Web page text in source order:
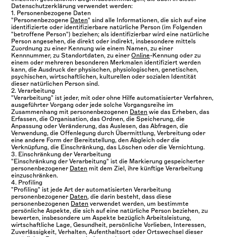
Datenschutzerklärung verwendet werden:
1. Personenbezogene Daten
"Personenbezogene Daten" sind alle Informationen, die sich auf eine
identifizierte oder identifizierbare natürliche Person (im Folgenden
"betroffene Person") beziehen; als identifizierbar wird eine natürliche
Person angesehen, die direkt oder indirekt, insbesondere mittels
Zuordnung zu einer Kennung wie einem Namen, zu einer
Kennnummer, zu Standortdaten, zu einerOnline-Kennung oder zu
einem oder mehreren besonderen Merkmalen identifiziert werden
kann, die Ausdruck der physischen, physiologischen, genetischen,
psychischen, wirtschaftlichen, kulturellen oder sozialen Identität
dieser natürlichen Person sind.
2. Verarbeitung
"Verarbeitung" ist jeder, mit oder ohne Hilfe automatisierter Verfahren,
ausgeführter Vorgang oder jede solche Vorgangsreihe im
Zusammenhang mit personenbezogenen Daten wie das Erheben, das
Erfassen, die Organisation, das Ordnen, die Speicherung, die
Anpassung oder Veränderung, das Auslesen, das Abfragen, die
Verwendung, die Offenlegung durch Übermittlung, Verbreitung oder
eine andere Form der Bereitstellung, den Abgleich oder die
Verknüpfung, die Einschränkung, das Löschen oder die Vernichtung.
3. Einschränkung der Verarbeitung
"Einschränkung der Verarbeitung" ist die Markierung gespeicherter
personenbezogener Daten mit dem Ziel, ihre künftige Verarbeitung
einzuschränken.
4. Profiling
"Profiling" ist jede Art der automatisierten Verarbeitung
personenbezogener Daten, die darin besteht, dass diese
personenbezogenen Daten verwendet werden, um bestimmte
persönliche Aspekte, die sich auf eine natürliche Person beziehen, zu
bewerten, insbesondere um Aspekte bezüglich Arbeitsleistung,
wirtschaftliche Lage, Gesundheit, persönliche Vorlieben, Interessen,
Zuverlässigkeit, Verhalten, Aufenthaltsort oder Ortswechsel dieser